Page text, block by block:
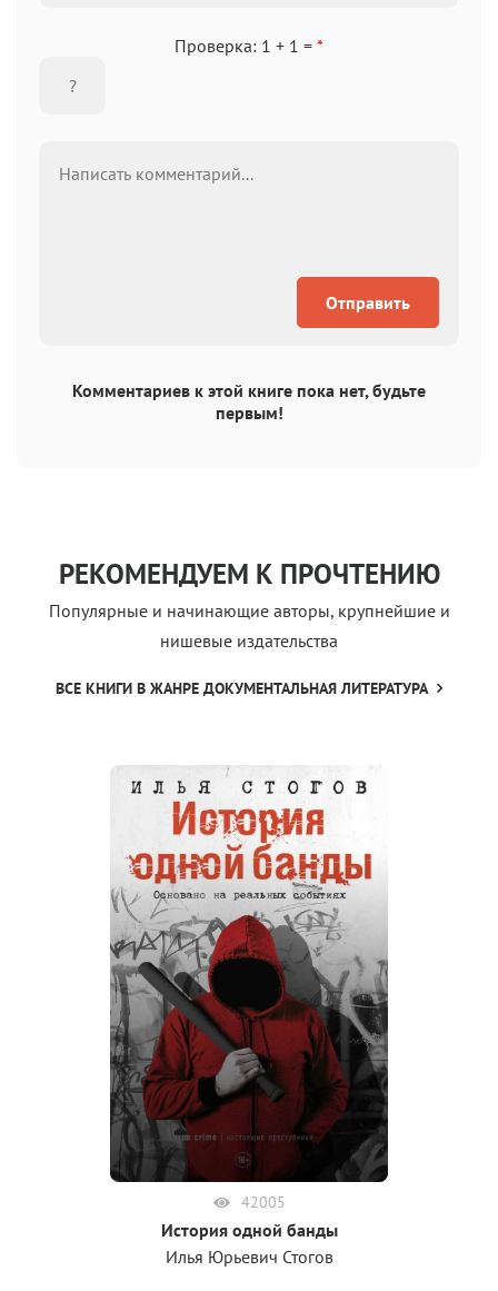
Проверка: 1 + 1 = *
Отправить
Комментариев к этой книге пока нет, будьте
первым!
РЕКОМЕНДУЕМ К ПРОЧТЕНИЮ
Популярные и начинающие авторы, крупнейшие и
нишевые издательства
ВСЕ КНИГИ В ЖАНРЕ ДОКУМЕНТАЛЬНАЯ ЛИТЕРАТУРА
42005
История одной банды
Илья Юрьевич Стогов